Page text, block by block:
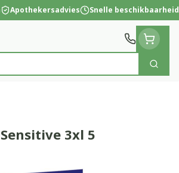
Apothekersadvies Snelle beschikbaarheid
Zoek
3xl 5